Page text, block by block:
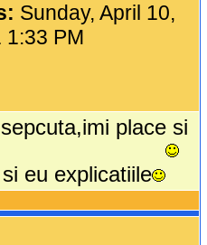
Sunday, April 10,
1:33 PM
place si
eu explicatiile